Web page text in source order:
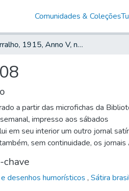
Comunidades & Coleções
O Pirralho, 1915, Anno V, n. 208
a partir das microfichas da
impresso aos sábados
em seu interior um outro jornal
sem continuidade, os
chave
desenhos humorísticos , Sátira